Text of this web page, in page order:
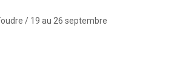
/ 19 au 26 septembre